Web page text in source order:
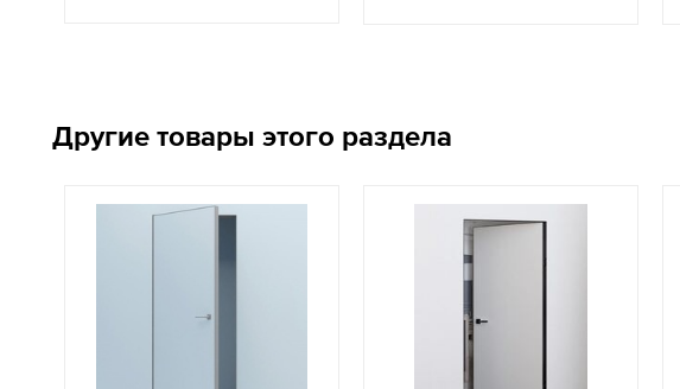
Другие товары этого раздела